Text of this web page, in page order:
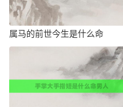
属马的前世今生是什么命